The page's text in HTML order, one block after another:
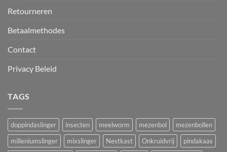
Retourneren
Betaalmethodes
Contact
Privacy Beleid
TAGS
doppindaslinger insecten meelworm mezenbol
mezenbollen
milleniumslinger
mixslinger Nestkast Onkruidvrij
pindakaas